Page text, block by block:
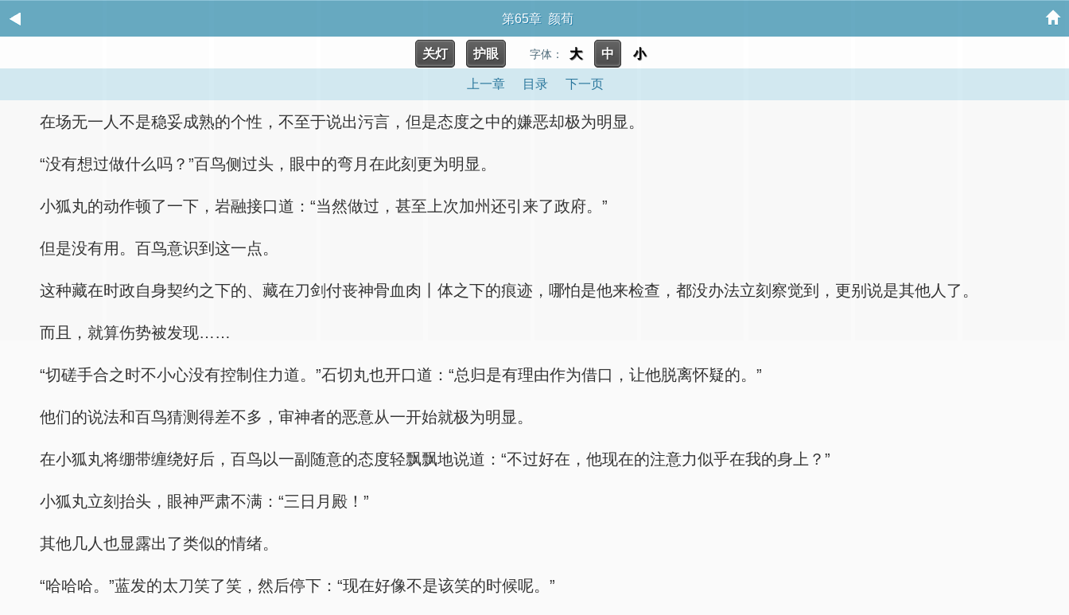
第65章 颜荀
关灯 护眼 字体： 大 中 小
上一章 目录 下一页
在场无一人不是稳妥成熟的个性，不至于说出污言，但是态度之中的嫌恶却极为明显。
“没有想过做什么吗？”百鸟侧过头，眼中的弯月在此刻更为明显。
小狐丸的动作顿了一下，岩融接口道：“当然做过，甚至上次加州还引来了政府。”
但是没有用。百鸟意识到这一点。
这种藏在时政自身契约之下的、藏在刀剑付丧神骨血肉丨体之下的痕迹，哪怕是他来检查，都没办法立刻察觉到，更别说是其他人了。
而且，就算伤势被发现……
“切磋手合之时不小心没有控制住力道。”石切丸也开口道：“总归是有理由作为借口，让他脱离怀疑的。”
他们的说法和百鸟猜测得差不多，审神者的恶意从一开始就极为明显。
在小狐丸将绷带缠绕好后，百鸟以一副随意的态度轻飘飘地说道：“不过好在，他现在的注意力似乎在我的身上？”
小狐丸立刻抬头，眼神严肃不满：“三日月殿！”
其他几人也显露出了类似的情绪。
“哈哈哈。”蓝发的太刀笑了笑，然后停下：“现在好像不是该笑的时候呢。”